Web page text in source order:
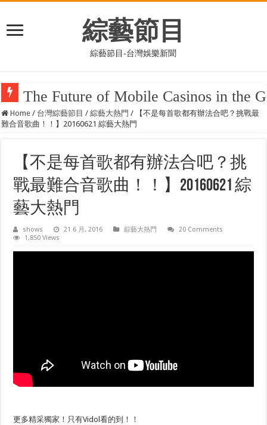
綜藝節目
綜藝節目-台灣娛樂新聞
Casino On-line: Complete Manual to Modern Gambling Services
Home / 台灣綜藝節目 / 綜藝大熱門 /
【不是每首歌都有辦法合吧？挑戰最
難合音歌曲！！】20160621 綜藝大熱門
【不是每首歌都有辦法合吧？挑
戰最難合音歌曲！！】20160621 綜
藝大熱門
shows 21 6 月, 2016 綜藝大熱門
20 Comments
1,850 Views
更多精采獨家！只有Vidol看的到！！